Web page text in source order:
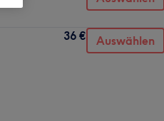
36 € Auswählen